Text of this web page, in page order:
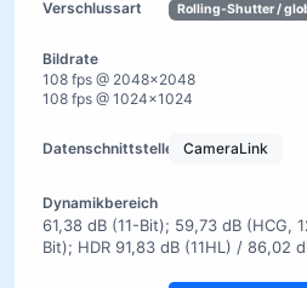
Rolling-Shutter /
108 fps @ 2048×2048
108 fps @ 1024×1024
CameraLink
61,38 dB (11-Bit); 59,73 dB (HCG,
Bit); HDR 91,83 dB (11HL) / 86,02